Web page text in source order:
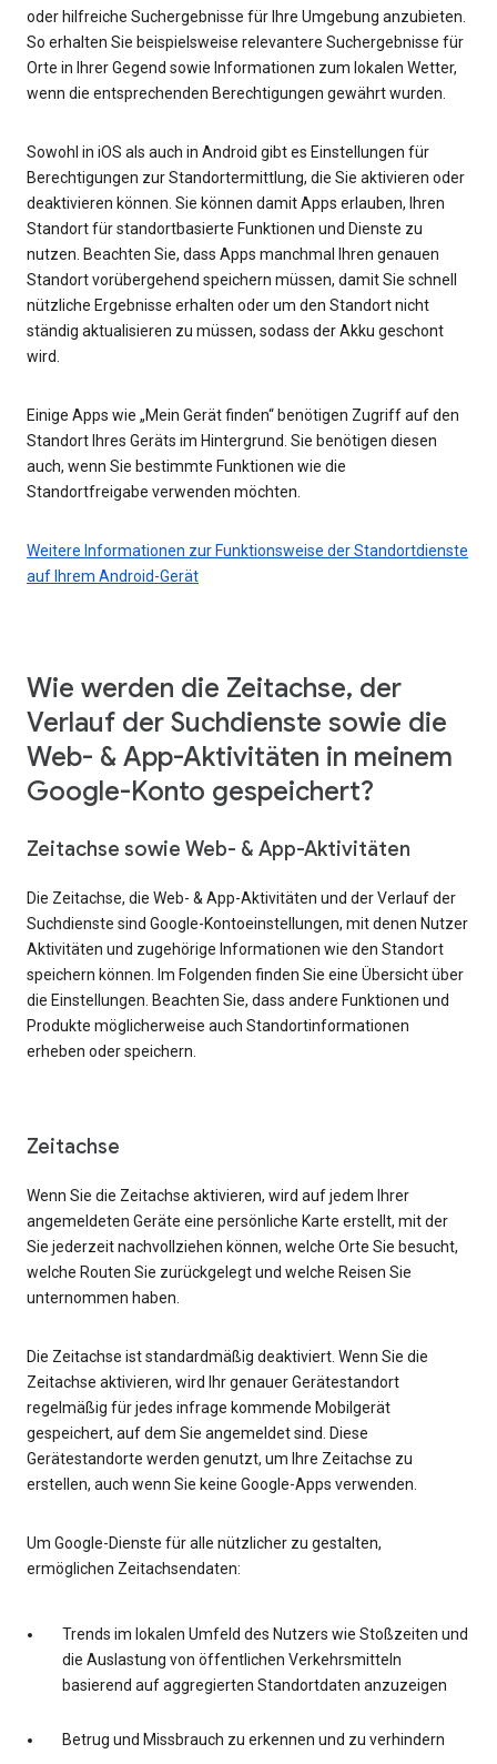
oder hilfreiche Suchergebnisse für Ihre Umgebung anzubieten.
So erhalten Sie beispielsweise relevantere Suchergebnisse für
Orte in Ihrer Gegend sowie Informationen zum lokalen Wetter,
wenn die entsprechenden Berechtigungen gewährt wurden.
Sowohl in iOS als auch in Android gibt es Einstellungen für
Berechtigungen zur Standortermittlung, die Sie aktivieren oder
deaktivieren können. Sie können damit Apps erlauben, Ihren
Standort für standortbasierte Funktionen und Dienste zu
nutzen. Beachten Sie, dass Apps manchmal Ihren genauen
Standort vorübergehend speichern müssen, damit Sie schnell
nützliche Ergebnisse erhalten oder um den Standort nicht
ständig aktualisieren zu müssen, sodass der Akku geschont
wird.
Einige Apps wie „Mein Gerät finden“ benötigen Zugriff auf den
Standort Ihres Geräts im Hintergrund. Sie benötigen diesen
auch, wenn Sie bestimmte Funktionen wie die
Standortfreigabe verwenden möchten.
Weitere Informationen zur Funktionsweise der Standortdienste
auf Ihrem Android-Gerät
Wie werden die Zeitachse, der
Verlauf der Suchdienste sowie die
Web- & App-Aktivitäten in meinem
Google-Konto gespeichert?
Zeitachse sowie Web- & App-Aktivitäten
Die Zeitachse, die Web- & App-Aktivitäten und der Verlauf der
Suchdienste sind Google-Kontoeinstellungen, mit denen Nutzer
Aktivitäten und zugehörige Informationen wie den Standort
speichern können. Im Folgenden finden Sie eine Übersicht über
die Einstellungen. Beachten Sie, dass andere Funktionen und
Produkte möglicherweise auch Standortinformationen
erheben oder speichern.
Zeitachse
Wenn Sie die Zeitachse aktivieren, wird auf jedem Ihrer
angemeldeten Geräte eine persönliche Karte erstellt, mit der
Sie jederzeit nachvollziehen können, welche Orte Sie besucht,
welche Routen Sie zurückgelegt und welche Reisen Sie
unternommen haben.
Die Zeitachse ist standardmäßig deaktiviert. Wenn Sie die
Zeitachse aktivieren, wird Ihr genauer Gerätestandort
regelmäßig für jedes infrage kommende Mobilgerät
gespeichert, auf dem Sie angemeldet sind. Diese
Gerätestandorte werden genutzt, um Ihre Zeitachse zu
erstellen, auch wenn Sie keine Google-Apps verwenden.
Um Google-Dienste für alle nützlicher zu gestalten,
ermöglichen Zeitachsendaten:
Trends im lokalen Umfeld des Nutzers wie Stoßzeiten und
die Auslastung von öffentlichen Verkehrsmitteln
basierend auf aggregierten Standortdaten anzuzeigen
Betrug und Missbrauch zu erkennen und zu verhindern